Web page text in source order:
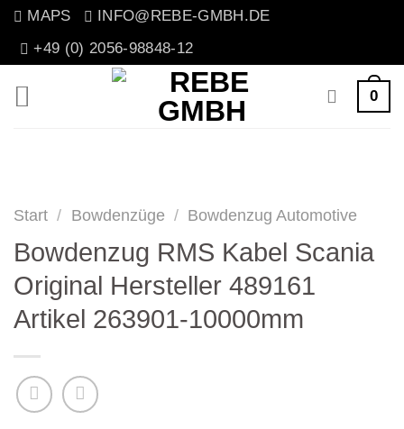
Zum
Inhalt
MAPS
INFO@REBE-GMBH.DE
+49 (0) 2056-98848-12
0
Start / Bowdenzüge / Bowdenzug Automotive
Bowdenzug RMS Kabel Scania
Original Hersteller 489161
Artikel 263901-10000mm